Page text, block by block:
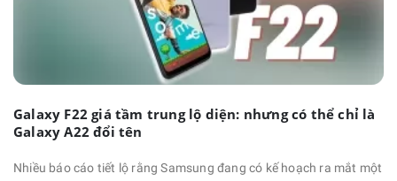
Galaxy F22 giá tầm trung lộ diện: nhưng có thể chỉ là
Galaxy A22 đổi tên
Nhiều báo cáo tiết lộ rằng Samsung đang có kế hoạch ra mắt một